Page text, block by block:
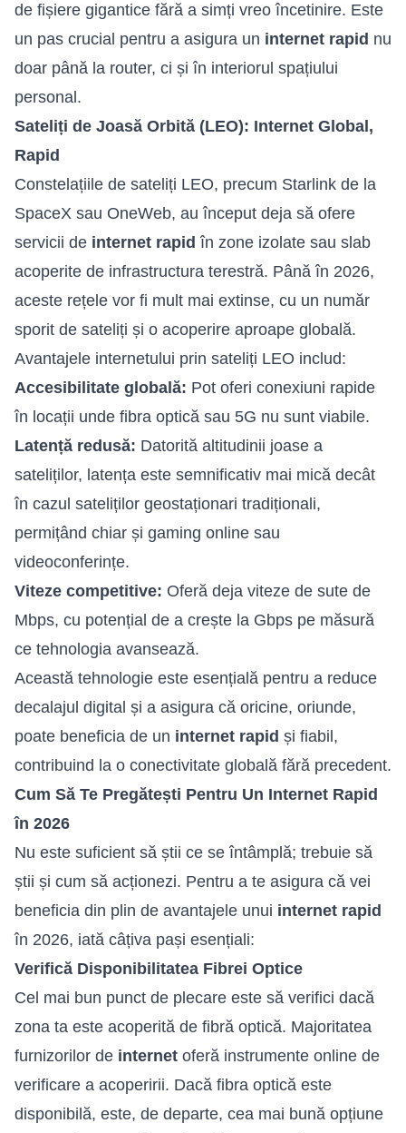
de fișiere gigantice fără a simți vreo încetinire. Este
un pas crucial pentru a asigura un internet rapid nu
doar până la router, ci și în interiorul spațiului
personal.
Sateliți de Joasă Orbită (LEO): Internet Global,
Rapid
Constelațiile de sateliți LEO, precum Starlink de la
SpaceX sau OneWeb, au început deja să ofere
servicii de internet rapid în zone izolate sau slab
acoperite de infrastructura terestră. Până în 2026,
aceste rețele vor fi mult mai extinse, cu un număr
sporit de sateliți și o acoperire aproape globală.
Avantajele internetului prin sateliți LEO includ:
Accesibilitate globală: Pot oferi conexiuni rapide
în locații unde fibra optică sau 5G nu sunt viabile.
Latență redusă: Datorită altitudinii joase a
sateliților, latența este semnificativ mai mică decât
în cazul sateliților geostaționari tradiționali,
permițând chiar și gaming online sau
videoconferințe.
Viteze competitive: Oferă deja viteze de sute de
Mbps, cu potențial de a crește la Gbps pe măsură
ce tehnologia avansează.
Această tehnologie este esențială pentru a reduce
decalajul digital și a asigura că oricine, oriunde,
poate beneficia de un internet rapid și fiabil,
contribuind la o conectivitate globală fără precedent.
Cum Să Te Pregătești Pentru Un Internet Rapid
în 2026
Nu este suficient să știi ce se întâmplă; trebuie să
știi și cum să acționezi. Pentru a te asigura că vei
beneficia din plin de avantajele unui internet rapid
în 2026, iată câțiva pași esențiali:
Verifică Disponibilitatea Fibrei Optice
Cel mai bun punct de plecare este să verifici dacă
zona ta este acoperită de fibră optică. Majoritatea
furnizorilor de internet oferă instrumente online de
verificare a acoperirii. Dacă fibra optică este
disponibilă, este, de departe, cea mai bună opțiune